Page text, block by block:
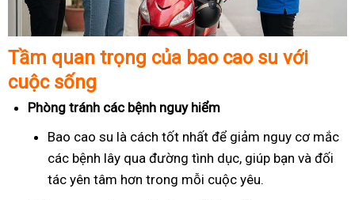
Tầm quan trọng của bao cao su với
cuộc sống
Phòng tránh các bệnh nguy hiểm
Bao cao su là cách tốt nhất để giảm nguy cơ mắc
các bệnh lây qua đường tình dục, giúp bạn và đối
tác yên tâm hơn trong mỗi cuộc yêu.